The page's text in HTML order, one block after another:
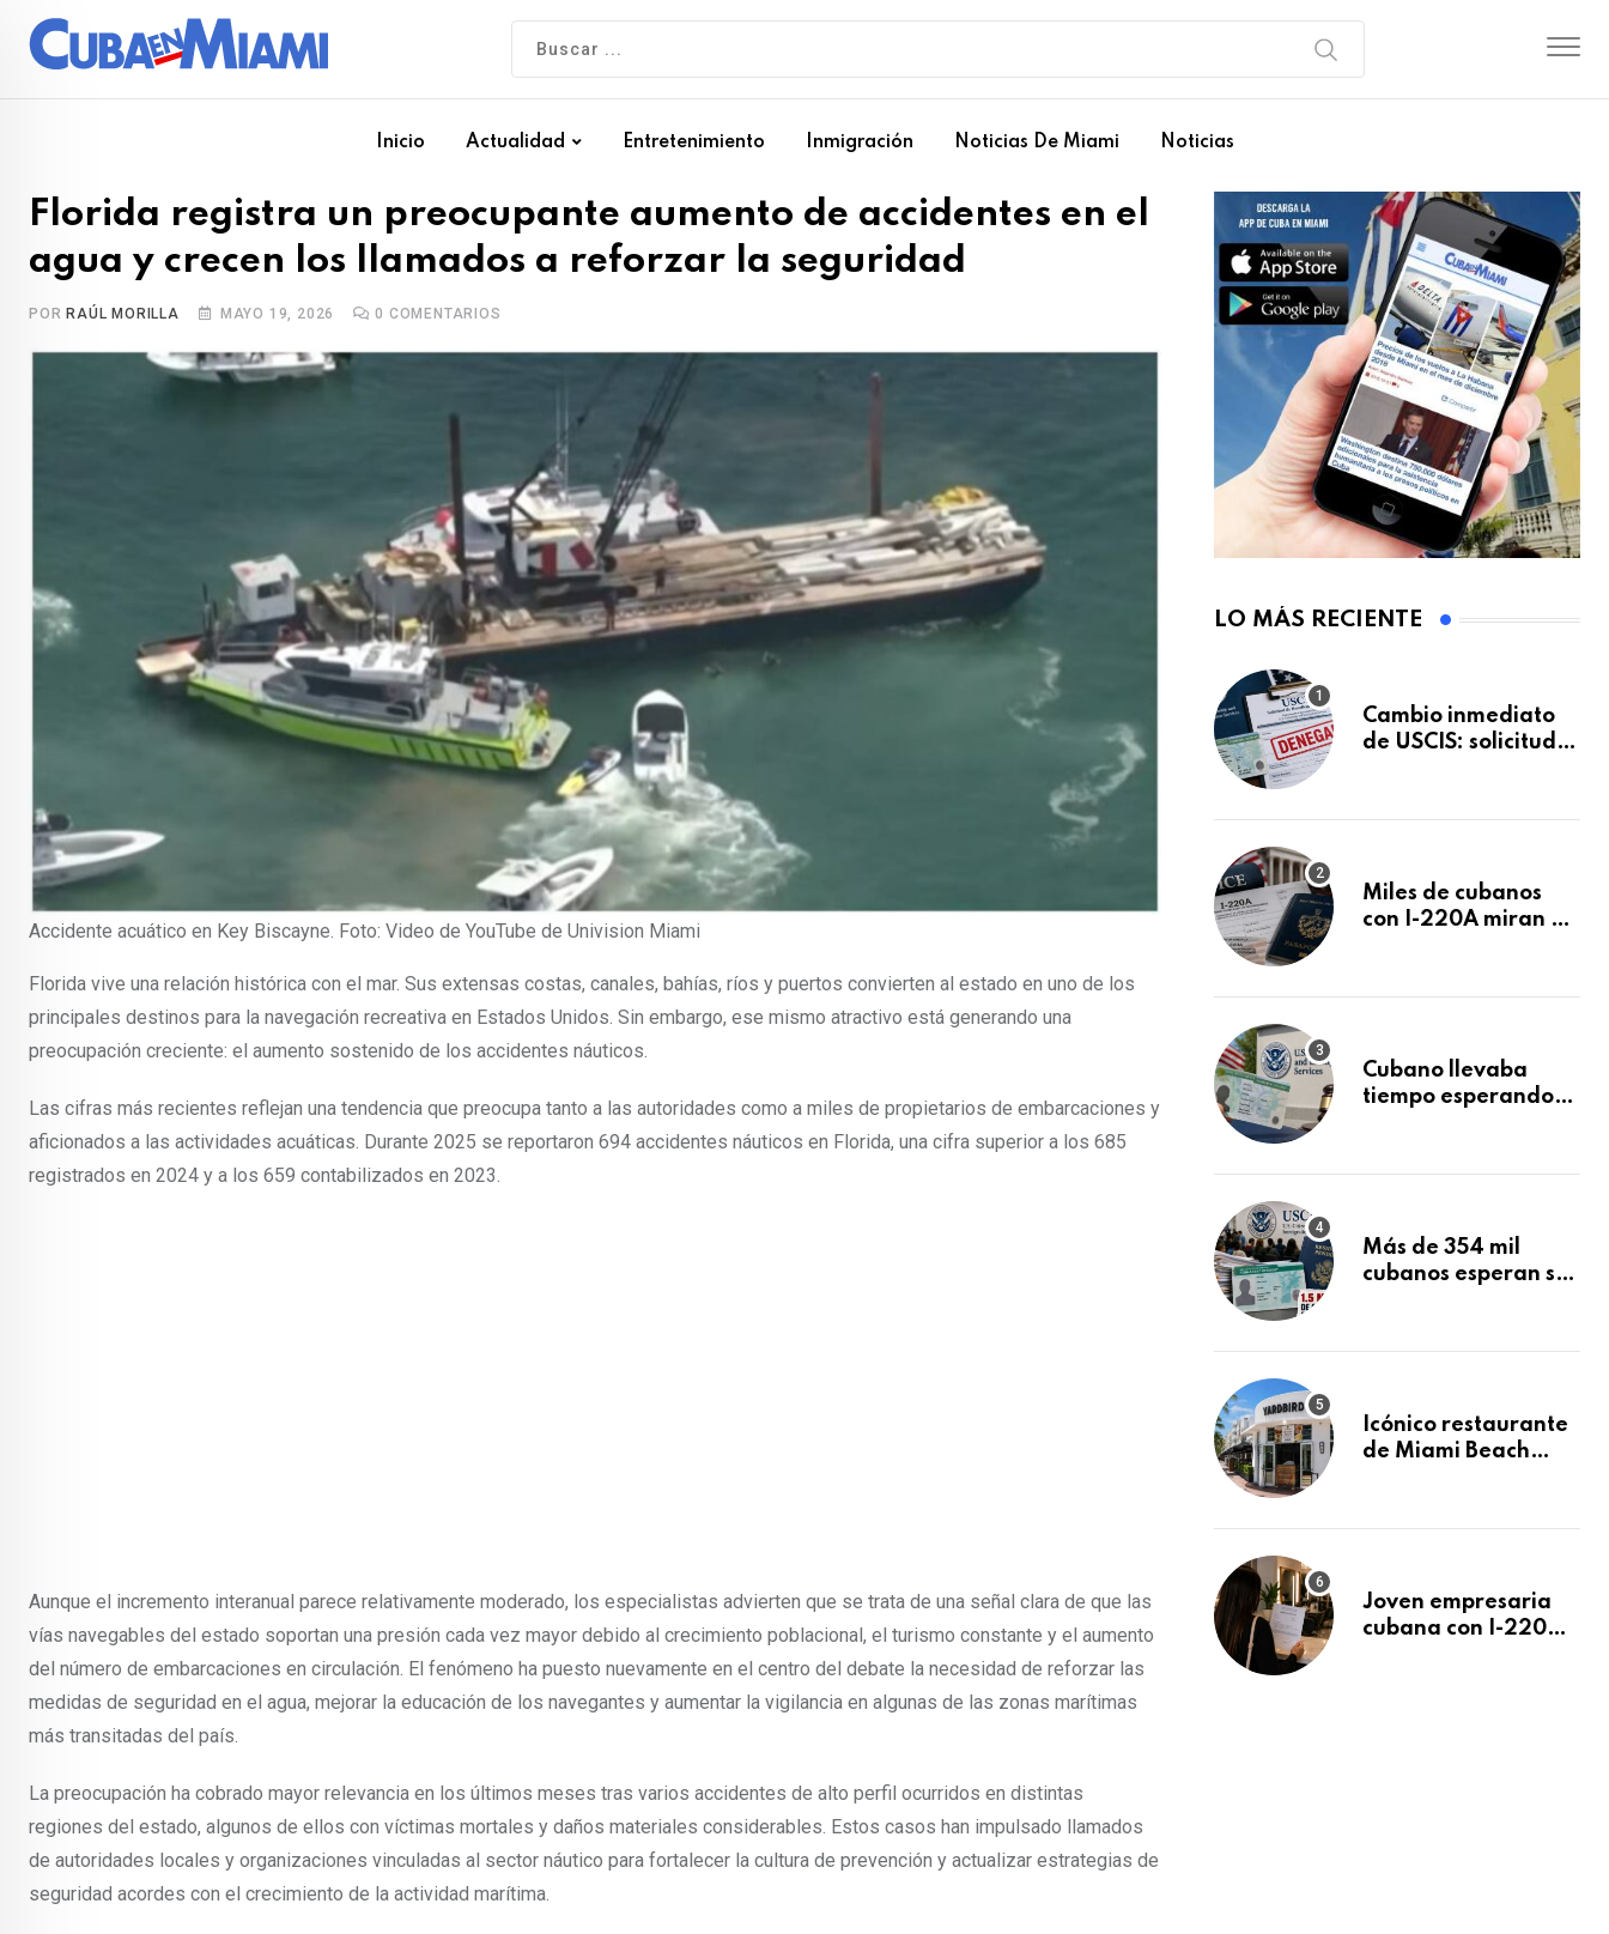
Inicio Actualidad Entretenimiento Inmigración Noticias De Miami Noticias
Florida registra un preocupante aumento de accidentes en el
agua y crecen los llamados a reforzar la seguridad
POR RAÚL MORILLA MAYO 19, 2026 0 COMENTARIOS
Accidente acuático en Key Biscayne. Foto: Video de YouTube de Univision Miami
Florida vive una relación histórica con el mar. Sus extensas costas, canales, bahías, ríos y puertos convierten al estado en uno de los
principales destinos para la navegación recreativa en Estados Unidos. Sin embargo, ese mismo atractivo está generando una
preocupación creciente: el aumento sostenido de los accidentes náuticos.
Las cifras más recientes reflejan una tendencia que preocupa tanto a las autoridades como a miles de propietarios de embarcaciones y
aficionados a las actividades acuáticas. Durante 2025 se reportaron 694 accidentes náuticos en Florida, una cifra superior a los 685
registrados en 2024 y a los 659 contabilizados en 2023.
Aunque el incremento interanual parece relativamente moderado, los especialistas advierten que se trata de una señal clara de que las
vías navegables del estado soportan una presión cada vez mayor debido al crecimiento poblacional, el turismo constante y el aumento
del número de embarcaciones en circulación. El fenómeno ha puesto nuevamente en el centro del debate la necesidad de reforzar las
medidas de seguridad en el agua, mejorar la educación de los navegantes y aumentar la vigilancia en algunas de las zonas marítimas
más transitadas del país.
La preocupación ha cobrado mayor relevancia en los últimos meses tras varios accidentes de alto perfil ocurridos en distintas
regiones del estado, algunos de ellos con víctimas mortales y daños materiales considerables. Estos casos han impulsado llamados
de autoridades locales y organizaciones vinculadas al sector náutico para fortalecer la cultura de prevención y actualizar estrategias de
seguridad acordes con el crecimiento de la actividad marítima.
LO MÁS RECIENTE
Cambio inmediato
de USCIS: solicitudes
sin previo aviso
Miles de cubanos
con I-220A miran al
decidirse en una
Cubano llevaba
tiempo esperando
tras Writ of
Más de 354 mil
cubanos esperan su
acumula 1.5 millones
Icónico restaurante
de Miami Beach
después de 15 años
Joven empresaria
cubana con I-220A